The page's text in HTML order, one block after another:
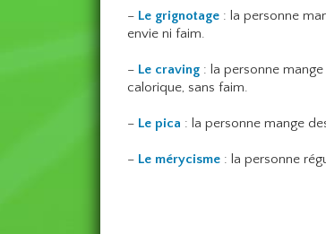
– Le grignotage : la personne
envie ni faim.
– Le craving : la personne
calorique, sans faim.
– Le pica : la personne mange
– Le mérycisme : la personne